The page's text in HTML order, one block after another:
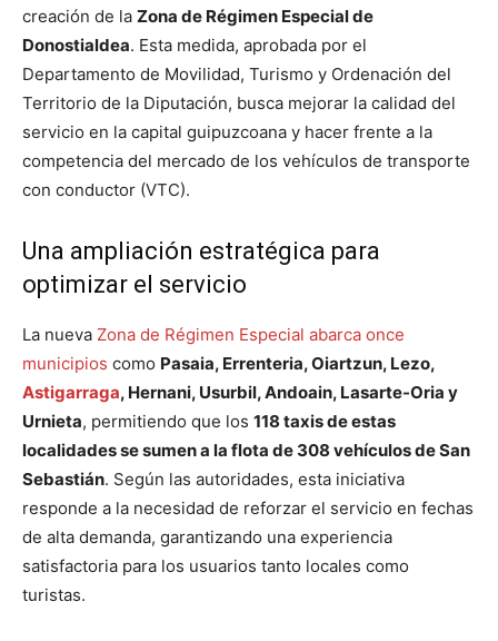
creación de la Zona de Régimen Especial de
Donostialdea. Esta medida, aprobada por el
Departamento de Movilidad, Turismo y Ordenación del
Territorio de la Diputación, busca mejorar la calidad del
servicio en la capital guipuzcoana y hacer frente a la
competencia del mercado de los vehículos de transporte
con conductor (VTC).
Una ampliación estratégica para
optimizar el servicio
La nueva Zona de Régimen Especial abarca once
municipios como Pasaia, Errenteria, Oiartzun, Lezo,
Astigarraga, Hernani, Usurbil, Andoain, Lasarte-Oria y
Urnieta, permitiendo que los 118 taxis de estas
localidades se sumen a la flota de 308 vehículos de San
Sebastián. Según las autoridades, esta iniciativa
responde a la necesidad de reforzar el servicio en fechas
de alta demanda, garantizando una experiencia
satisfactoria para los usuarios tanto locales como
turistas.